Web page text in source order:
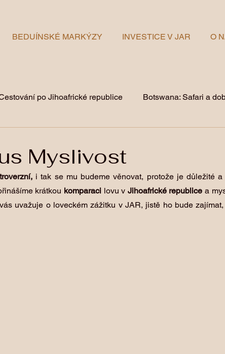
BEDUÍNSKÉ MARKÝZY INVESTICE V JAR O
po Jihoafrické republice Botswana: Safari a
Myslivost
i tak se mu budeme věnovat, protože je důležité
krátkou komparaci lovu v Jihoafrické republice a
uvažuje o loveckém zážitku v JAR, jistě ho bude